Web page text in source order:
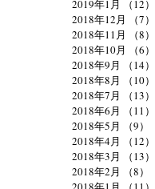
2019年1月
（12）
2018年12月
（7）
2018年11月
（8）
2018年10月
（6）
2018年9月
（14）
2018年8月
（10）
2018年7月
（13）
2018年6月
（11）
2018年5月
（9）
2018年4月
（12）
2018年3月
（13）
2018年2月
（8）